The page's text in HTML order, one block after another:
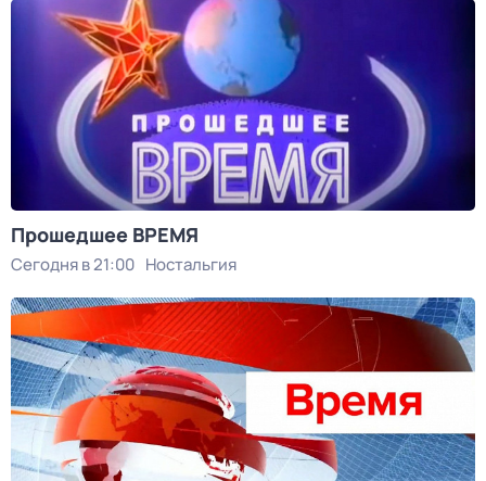
Прошедшее ВРЕМЯ
Сегодня в 21:00 Ностальгия